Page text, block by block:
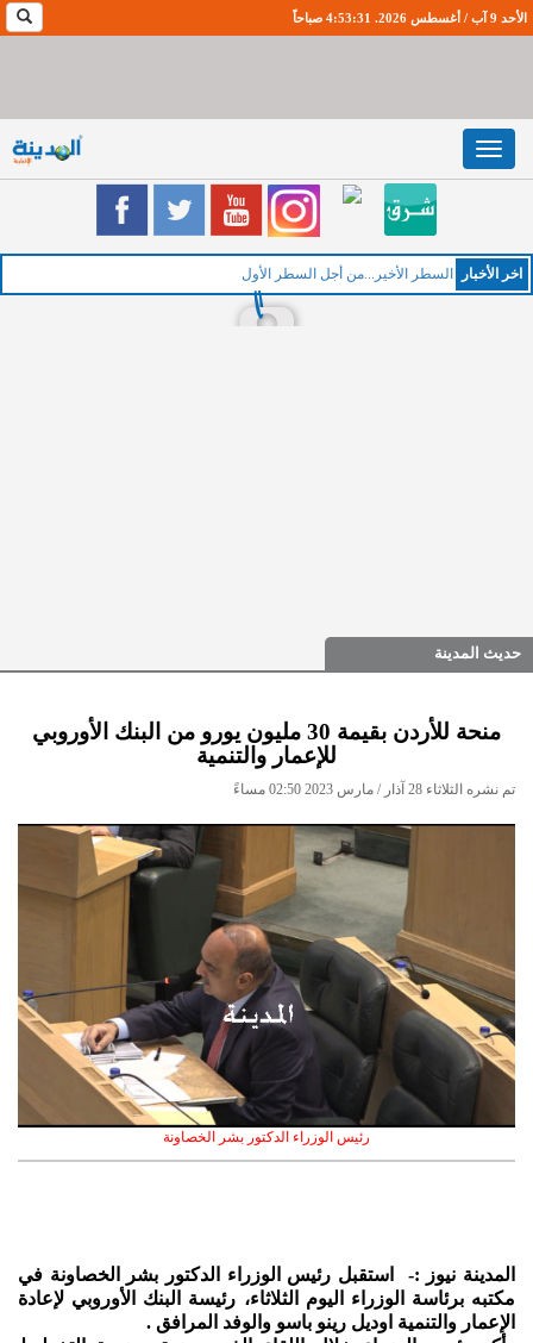
الأحد 9 آب / أغسطس 2026. 4:53:32 صباحاً
Toggle
navigation
اخر اﻷخبار
حديث المدينة
منحة للأردن بقيمة 30 مليون يورو من البنك الأوروبي
للإعمار والتنمية
تم نشره الثلاثاء 28 آذار / مارس 2023 02:50 مساءً
رئيس الوزراء الدكتور بشر الخصاونة
المدينة نيوز :- استقبل رئيس الوزراء الدكتور بشر الخصاونة في
مكتبه برئاسة الوزراء اليوم الثلاثاء، رئيسة البنك الأوروبي لإعادة
الإعمار والتنمية اوديل رينو باسو والوفد المرافق .